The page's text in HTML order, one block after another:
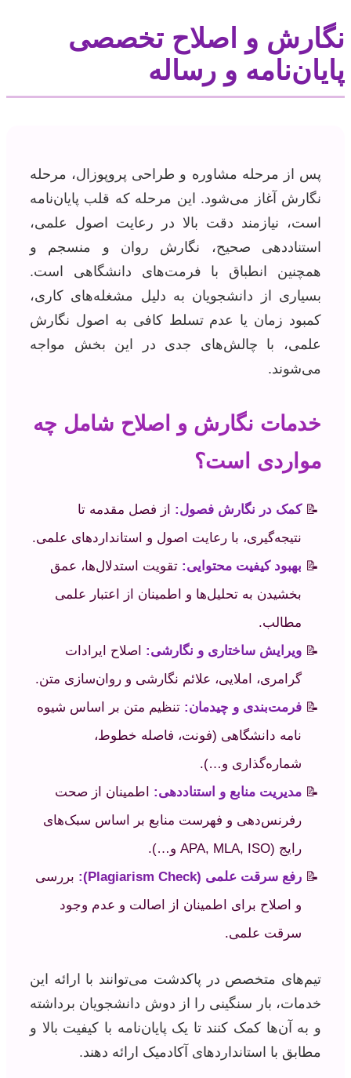
نگارش و اصلاح تخصصی
پایان‌نامه و رساله
پس از مرحله مشاوره و طراحی پروپوزال، مرحله
نگارش آغاز می‌شود. این مرحله که قلب پایان‌نامه
است، نیازمند دقت بالا در رعایت اصول علمی،
استناددهی صحیح، نگارش روان و منسجم و
همچنین انطباق با فرمت‌های دانشگاهی است.
بسیاری از دانشجویان به دلیل مشغله‌های کاری،
کمبود زمان یا عدم تسلط کافی به اصول نگارش
علمی، با چالش‌های جدی در این بخش مواجه
می‌شوند.
خدمات نگارش و اصلاح شامل چه
مواردی است؟
کمک در نگارش فصول: از فصل مقدمه تا
نتیجه‌گیری، با رعایت اصول و استانداردهای علمی.
بهبود کیفیت محتوایی: تقویت استدلال‌ها، عمق
بخشیدن به تحلیل‌ها و اطمینان از اعتبار علمی
مطالب.
ویرایش ساختاری و نگارشی: اصلاح ایرادات
گرامری، املایی، علائم نگارشی و روان‌سازی متن.
فرمت‌بندی و چیدمان: تنظیم متن بر اساس شیوه
نامه دانشگاهی (فونت، فاصله خطوط،
شماره‌گذاری و…).
مدیریت منابع و استناددهی: اطمینان از صحت
رفرنس‌دهی و فهرست منابع بر اساس سبک‌های
رایج (APA, MLA, ISO و…).
رفع سرقت علمی (Plagiarism Check):
بررسی
و اصلاح برای اطمینان از اصالت و عدم وجود
سرقت علمی.
تیم‌های متخصص در پاکدشت می‌توانند با ارائه این
خدمات، بار سنگینی را از دوش دانشجویان برداشته
و به آن‌ها کمک کنند تا یک پایان‌نامه با کیفیت بالا و
مطابق با استانداردهای آکادمیک ارائه دهند.